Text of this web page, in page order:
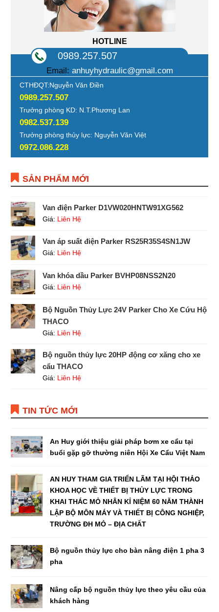
HOTLINE
0989.257.507
Email: anhuyhydraulic@gmail.com
CTHĐQT:Nguyễn Văn Điền
0989.257.507
Trưởng phòng KD: N.T.Phương Lan
0982.537.139
Trưởng phòng thủy lực: Nguyễn Văn Việt
0972.086.228
SẢN PHẨM MỚI
Van điện Parker D1VW020HNTW91XG562
Giá: Liên Hệ
Van áp suất điện Parker RS25R35S4SN1JW
Giá: Liên Hệ
Van khóa dầu Parker BVHP08NSS2N20
Giá: Liên Hệ
Bộ Nguồn Thủy Lực 24V Parker Cho Xe Cứu Hộ
THACO
Giá: Liên Hệ
Bộ nguồn thủy lực 20HP động cơ xăng cho xe
cẩu THACO
Giá: Liên Hệ
TIN TỨC MỚI
An Huy giới thiệu giải pháp bơm xe cẩu tại
buổi gặp gỡ thường niên Hội Xe Cẩu Việt Nam
AN HUY THAM GIA TRIỂN LÃM TẠI HỘI THẢO
KHOA HỌC VỀ THIẾT BỊ THỦY LỰC TRONG
KHAI THÁC MỎ NHÂN KỈ NIỆM 60 NĂM THÀNH
LẬP BỘ MÔN MÁY VÀ THIẾT BỊ CÔNG NGHIỆP,
TRƯỜNG ĐH MỎ – ĐỊA CHẤT
Bộ nguồn thủy lực cho bàn nâng điện 1 pha 3
pha
Nâng cấp bộ nguồn thủy lực theo yêu cầu của
khách hàng